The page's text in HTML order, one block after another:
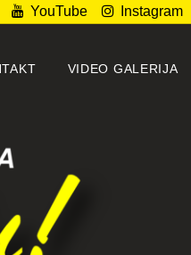
YouTube Instagram
VIDEO GALERIJA